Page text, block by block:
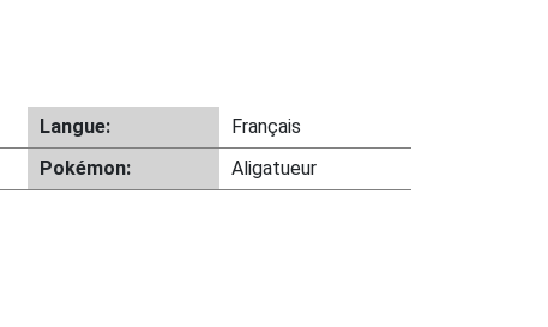
Langue:
Français
Pokémon: Aligatueur